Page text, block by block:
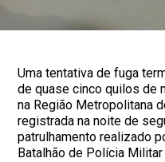
Uma tentativa de fuga
de quase cinco quilos de
na Região Metropolitana
registrada na noite de
patrulhamento realizado
Batalhão de Polícia